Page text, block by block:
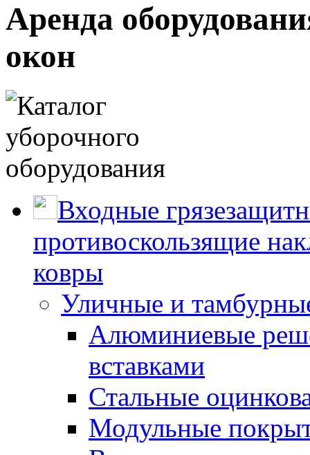
Аренда
окон
Входные
противоскользящие
ковры
Уличные и
Алюминиевые
вставками
Стальные
Модульные